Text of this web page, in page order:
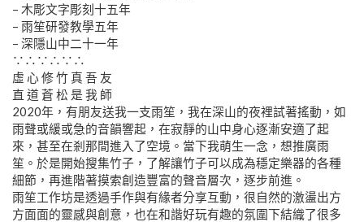
– 木彫文字彫刻十五年
– 雨笙研發教學五年
– 深隱山中二十一年
∵∴∵∴∵∴
虛 心 修 竹 真 吾 友
直 道 蒼 松 是 我 師
2020年，有朋友送我一支雨笙，我在深山的夜裡試著搖動，如
雨聲或緩或急的音韻響起，在寂靜的山中身心逐漸安適了起
來，甚至在剎那間進入了空境。當下我萌生一念，想推廣雨
笙。於是開始搜集竹子，了解讓竹子可以成為穩定樂器的各種
細節，再進階著摸索創造豐富的聲音層次，逐步前進。
雨笙工作坊是透過手作與有緣者分享互動，很自然的激盪出方
方面面的靈感與創意，也在和諧好玩有趣的氛圍下結織了很多